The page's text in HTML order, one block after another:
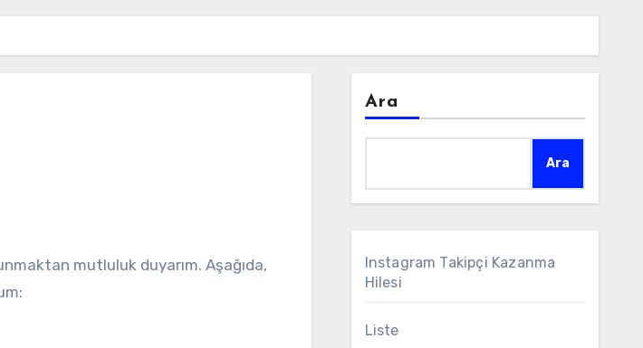
Ara
Ara
Instagram Takipçi Kazanma
Hilesi
Liste